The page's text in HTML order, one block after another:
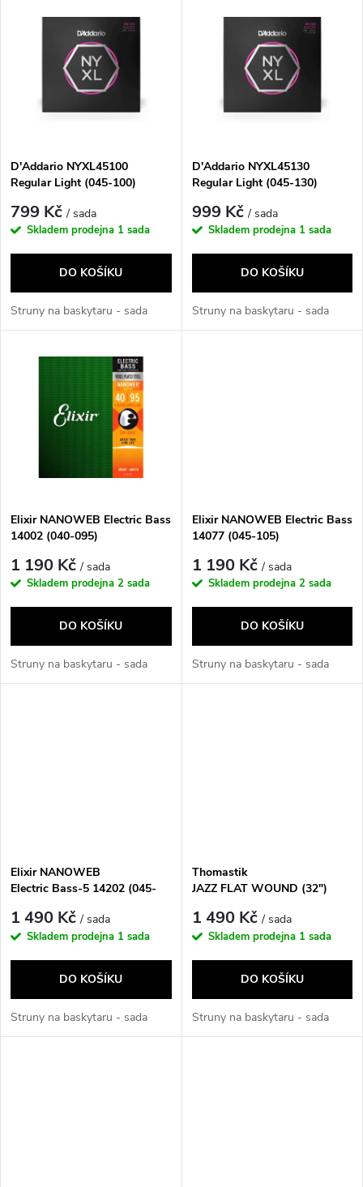
p
r
o
d
u
Nejprodávanější
Abecedně
s
p
r
d
D'Addario NYXL45100
Regular Light (045-100)
799 Kč/ sada
Skladem prodejna 1 sada
DO KOŠÍKU
Struny na baskytaru - sada
D'Addario NYXL45130
Regular Light (045-130)
999 Kč/ sada
Skladem prodejna 1 sada
DO KOŠÍKU
Struny na baskytaru - sada
Elixir NANOWEB Electric Bass
14002 (040-095)
1 190 Kč/ sada
Skladem prodejna 2 sada
DO KOŠÍKU
Struny na baskytaru - sada
Elixir NANOWEB Electric Bass
14077 (045-105)
1 190 Kč/ sada
Skladem prodejna 2 sada
DO KOŠÍKU
Struny na baskytaru - sada
Elixir NANOWEB
Electric Bass-5 14202 (045-
1 490 Kč/ sada
Skladem prodejna 1 sada
DO KOŠÍKU
Struny na baskytaru - sada
Thomastik
JAZZ FLAT WOUND (32")
1 490 Kč/ sada
Skladem prodejna 1 sada
DO KOŠÍKU
Struny na baskytaru - sada